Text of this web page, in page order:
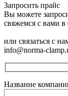
Запросить прайс
Вы можете
свяжемся с вами
или связаться с
info@norma-
Название